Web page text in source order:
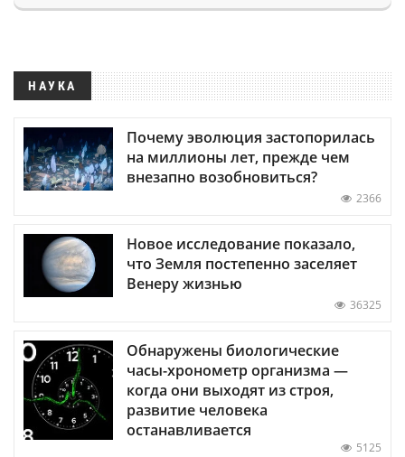
НАУКА
Почему эволюция застопорилась
на миллионы лет, прежде чем
внезапно возобновиться?
2366
Новое исследование показало,
что Земля постепенно заселяет
Венеру жизнью
36325
Обнаружены биологические
часы-хронометр организма —
когда они выходят из строя,
развитие человека
останавливается
5125